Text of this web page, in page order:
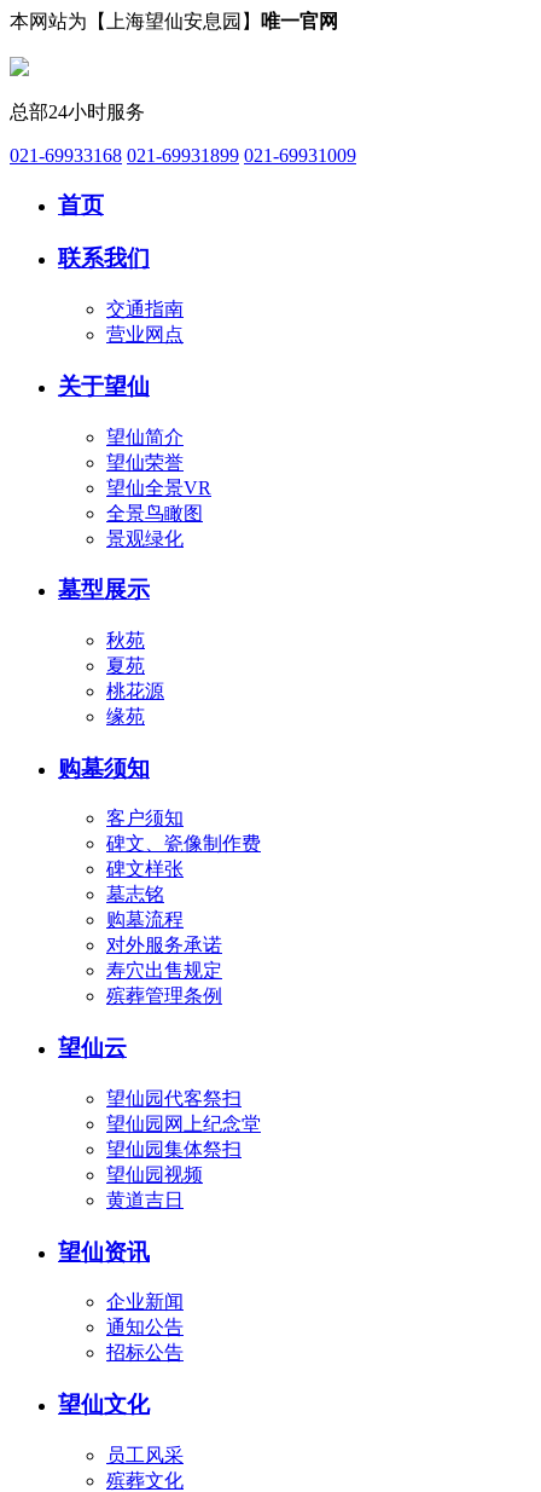
本网站为【上海望仙安息园】 唯一官网
总部24小时服务
021-69933168 021-69931899 021-69931009
首页
联系我们
交通指南
营业网点
关于望仙
望仙简介
望仙荣誉
望仙全景VR
全景鸟瞰图
景观绿化
墓型展示
秋苑
夏苑
桃花源
缘苑
购墓须知
客户须知
碑文、瓷像制作费
碑文样张
墓志铭
购墓流程
对外服务承诺
寿穴出售规定
殡葬管理条例
望仙云
望仙园代客祭扫
望仙园网上纪念堂
望仙园集体祭扫
望仙园视频
黄道吉日
望仙资讯
企业新闻
通知公告
招标公告
望仙文化
员工风采
殡葬文化